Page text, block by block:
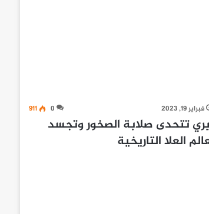
فبراير 19, 2023 0
911
تتحدى صلابة الصخور وتجسد
العلا التاريخية